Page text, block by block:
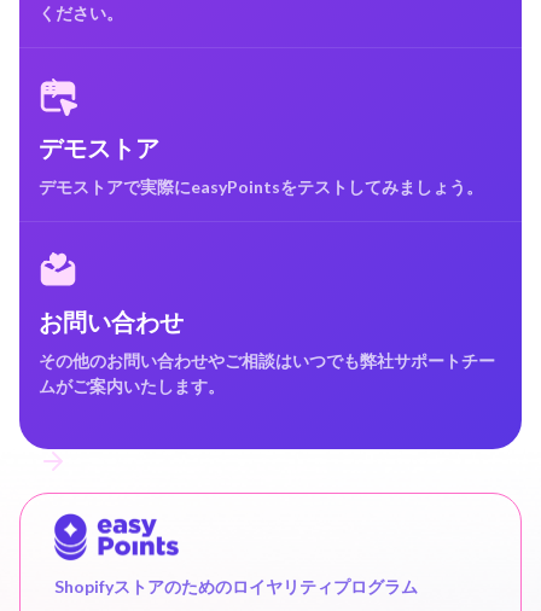
ください。
デモストア
デモストアで実際にeasyPointsをテストしてみましょう。
お問い合わせ
その他のお問い合わせやご相談はいつでも弊社サポートチー
ムがご案内いたします。
Shopifyストアのためのロイヤリティプログラム